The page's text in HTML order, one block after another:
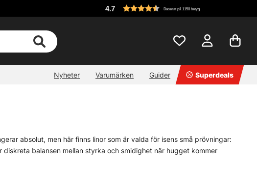
4.7 Baserat på 1158 betyg
Nyheter Varumärken Guider Superdeals
absolut, men här finns linor som är valda för isens små prövningar:
balansen mellan styrka och smidighet när hugget kommer
något grövre lina kan ge tryggare marginaler när fisket blir lite råare. Det